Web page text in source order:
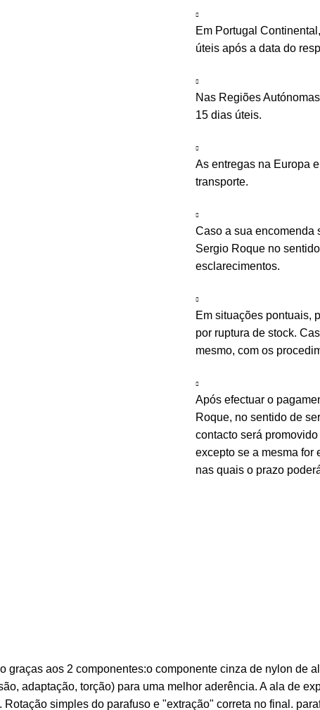
Em Portugal
úteis após a data do
Nas Regiões
15 dias úteis.
As entregas na Europa
transporte.
Caso a sua encomenda
Sergio Roque no
esclarecimentos.
Em situações pontuais,
por ruptura de stock.
mesmo, com os
Após efectuar o
Roque, no sentido de
contacto será
excepto se a mesma for
nas quais o prazo
aos 2 componentes:o componente cinza de nylon de
adaptação, torção) para uma melhor aderência. A ala de
simples do parafuso e "extração" correta no final.